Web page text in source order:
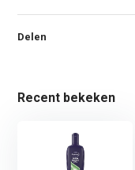
Delen
Recent bekeken